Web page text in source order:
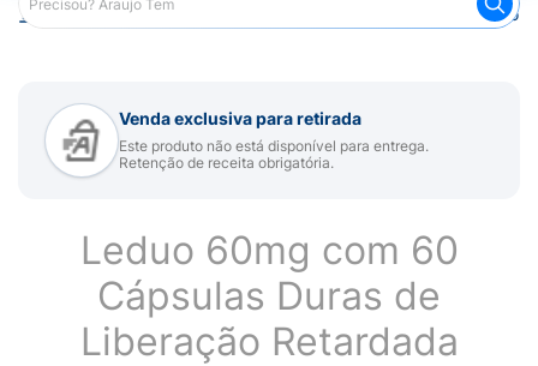
Araujo Medicamentos Remédio para Sistema Nervoso
Venda exclusiva para retirada
Este produto não está disponível para entrega.
Retenção de receita obrigatória.
Leduo 60mg com 60
Cápsulas Duras de
Liberação Retardada